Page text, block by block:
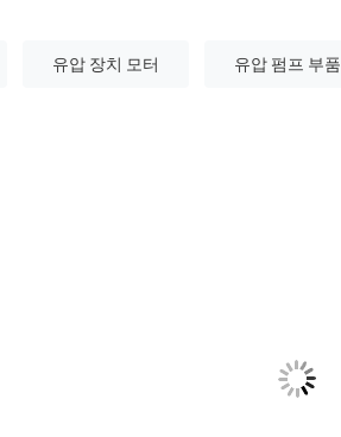
유압 장치 모터 유압 펌프 부품